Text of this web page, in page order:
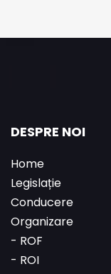
DESPRE NOI
Home
Legislație
Conducere
Organizare
- ROF
- ROI